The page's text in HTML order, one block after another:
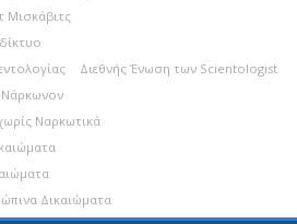
Μισκάβιτς
Διεθνής Ένωση των Scientologist
Νάρκωνον
Ναρκωτικά
Δικαιώματα